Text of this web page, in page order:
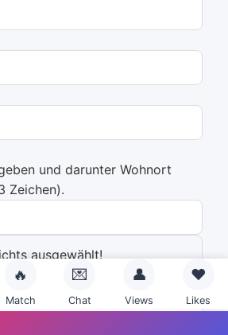
und darunter Wohnort
Zeichen).
ausgewählt!
🔥
Match
💌
Chat
👤
Views
❤️
Likes